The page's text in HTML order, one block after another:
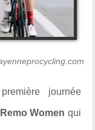
journée
Women qui